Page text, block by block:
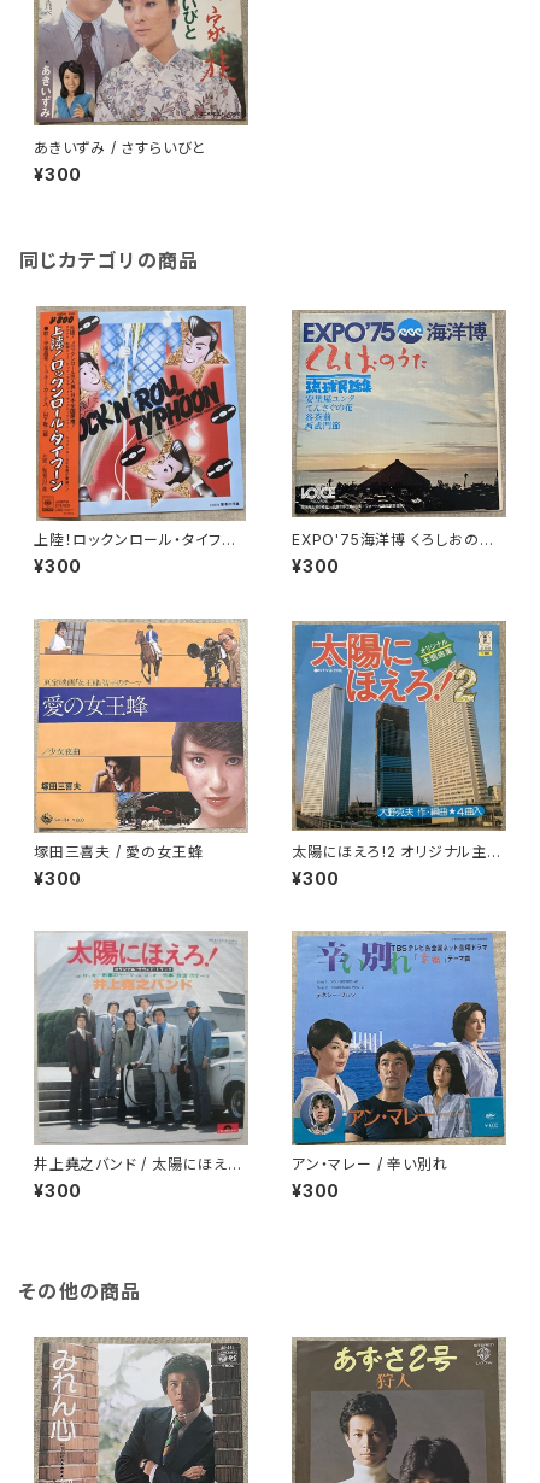
あきいずみ / さすらいびと
¥300
同じカテゴリの商品
上陸！ロックンロール・タイフー
ン
¥300
EXPO'75海洋博 くろしおのう
た 琉球民謡集
¥300
塚田三喜夫 / 愛の女王蜂
¥300
太陽にほえろ!2 オリジナル主題
曲集
¥300
井上堯之バンド / 太陽にほえろ!
ロッキー刑事のテーマ
¥300
アン・マレー / 辛い別れ
¥300
その他の商品